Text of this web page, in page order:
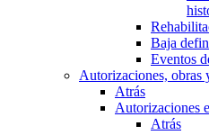
Baja
Eventos
Autorizaciones, obras
Atrás
Autorizaciones
Atrás